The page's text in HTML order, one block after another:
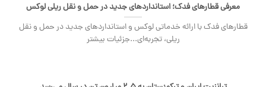
معرفی قطارهای فدک؛ استانداردهای جدید در حمل و نقل ریلی لوکس
قطارهای فدک با ارائه خدماتی لوکس و استانداردهای جدید در حمل و نقل
ریلی، تجربه‌ای...جزئیات بیشتر